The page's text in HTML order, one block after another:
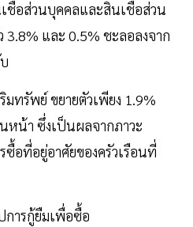
ชื่อส่วนบุคคลและสินเชื่อส่วน
3.8% และ 0.5% ชะลอลงจาก
ทรัพย์ ขยายตัวเพียง 1.9%
หน้า ซึ่งเป็นผลจากภาวะ
ซื้อที่อยู่อาศัยของครัวเรือนที่
การกู้ยืมเพื่อซื้อ